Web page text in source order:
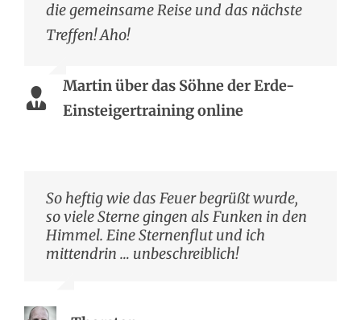
die gemeinsame Reise und das nächste
Treffen! Aho!
Martin über das Söhne der Erde-
Einsteigertraining online
So heftig wie das Feuer begrüßt wurde,
so viele Sterne gingen als Funken in den
Himmel. Eine Sternenflut und ich
mittendrin … unbeschreiblich!